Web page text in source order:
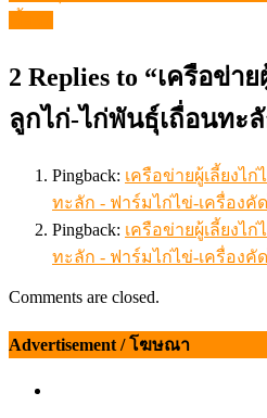
เรื่อง
2 Replies to “เครือข่า
ลูกไก่-ไก่พันธุ์เถื่อนทะ
Pingback: เครือข่ายผู้เลี้ยงไ
ทะลัก - ฟาร์มไก่ไข่-เครื่องคั
Pingback: เครือข่ายผู้เลี้ยงไ
ทะลัก - ฟาร์มไก่ไข่-เครื่องคั
Comments are closed.
Advertisement / โฆษณา